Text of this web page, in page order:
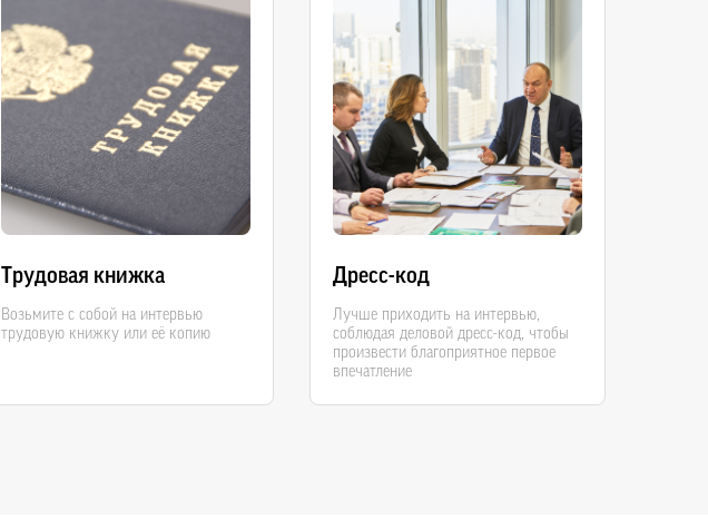
Трудовая книжка
Возьмите с собой на интервью
трудовую книжку или её копию
Дресс-код
Лучше приходить на интервью,
соблюдая деловой дресс-код, чтобы
произвести благоприятное первое
впечатление